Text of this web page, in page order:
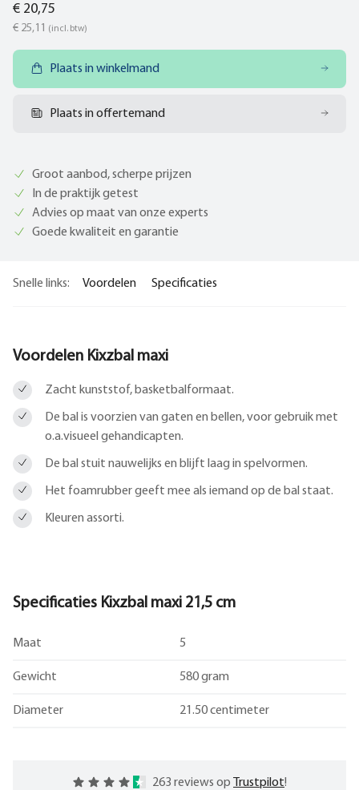
€ 20,75
€ 25,11 (incl. btw)
Plaats in winkelmand
Plaats in offertemand
Groot aanbod, scherpe prijzen
In de praktijk getest
Advies op maat van onze experts
Goede kwaliteit en garantie
Snelle links: Voordelen Specificaties
Voordelen Kixzbal maxi
Zacht kunststof, basketbalformaat.
De bal is voorzien van gaten en bellen, voor gebruik met
o.a.visueel gehandicapten.
De bal stuit nauwelijks en blijft laag in spelvormen.
Het foamrubber geeft mee als iemand op de bal staat.
Kleuren assorti.
Specificaties Kixzbal maxi 21,5 cm
Maat 5
Gewicht 580 gram
Diameter 21.50 centimeter
263 reviews op Trustpilot!